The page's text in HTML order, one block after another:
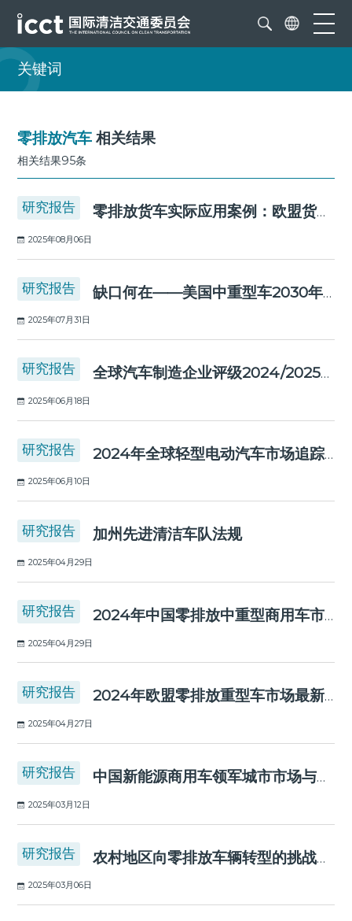
关键词
零排放汽车 相关结果
相关结果95条
研究报告 零排放货车实际应用案例：欧盟货运重型牵引车
2025年08月06日
研究报告 缺口何在——美国中重型车2030年与2035年充电基础设施需求评估
2025年07月31日
研究报告 全球汽车制造企业评级2024/2025：谁是电动化转型的领先者？
2025年06月18日
研究报告 2024年全球轻型电动汽车市场追踪报告
2025年06月10日
研究报告 加州先进清洁车队法规
2025年04月29日
研究报告 2024年中国零排放中重型商用车市场
2025年04月29日
研究报告 2024年欧盟零排放重型车市场最新进展
2025年04月27日
研究报告 中国新能源商用车领军城市市场与政策分析
2025年03月12日
研究报告 农村地区向零排放车辆转型的挑战与机遇
2025年03月06日